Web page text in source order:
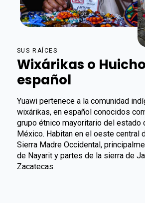
SUS RAÍCES
Wixárikas o
español
Yuawi pertenece a la comunidad
wixárikas, en español conocidos
grupo étnico mayoritario del estado
México. Habitan en el oeste central
Sierra Madre Occidental,
de Nayarit y partes de la sierra de
Zacatecas.